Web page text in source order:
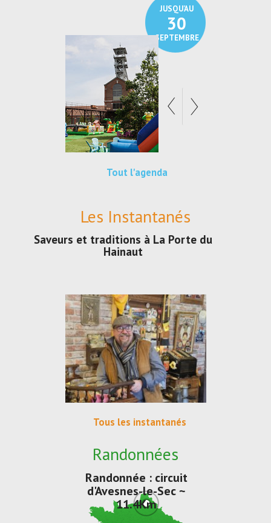
JUSQU'AU
21
SEPTEMBRE
Tout l'agenda
Les Instantanés
Saveurs et traditions à La Porte du
Hainaut
Tous les instantanés
Randonnées
Randonnée : circuit
d'Avesnes-le-Sec ~
11.4Km